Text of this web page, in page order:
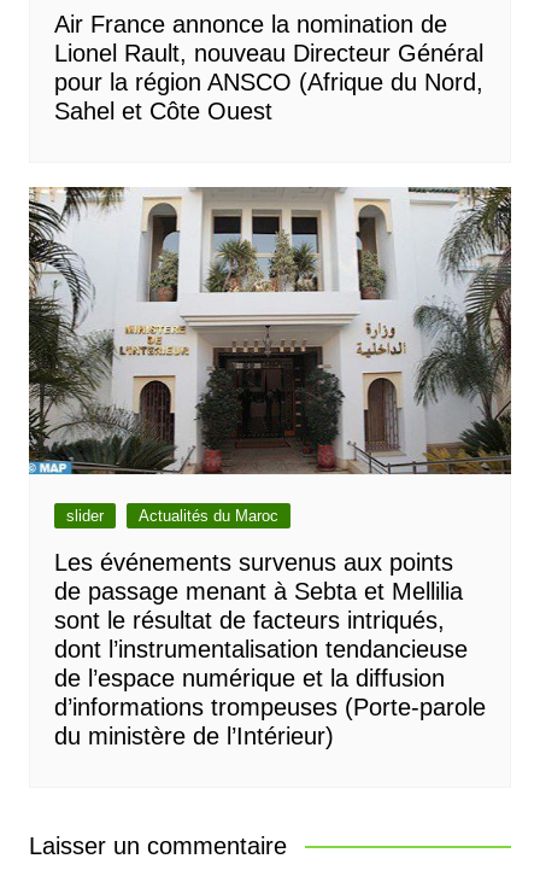
Air France annonce la nomination de
Lionel Rault, nouveau Directeur Général
pour la région ANSCO (Afrique du Nord,
Sahel et Côte Ouest
slider Actualités du Maroc
Les événements survenus aux points
de passage menant à Sebta et Mellilia
sont le résultat de facteurs intriqués,
dont l’instrumentalisation tendancieuse
de l’espace numérique et la diffusion
d’informations trompeuses (Porte-parole
du ministère de l’Intérieur)
Laisser un commentaire